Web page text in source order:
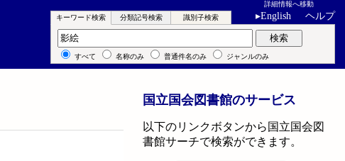
詳細情報へ移動
▸English ヘルプ
キーワード検索 分類記号検索 識別子検索
キーワード検索 検索
すべて 名称のみ 普通件名のみ ジャンルのみ
国立国会図書館のサービス
以下のリンクボタンから国立国会図
書館サーチで検索ができます。